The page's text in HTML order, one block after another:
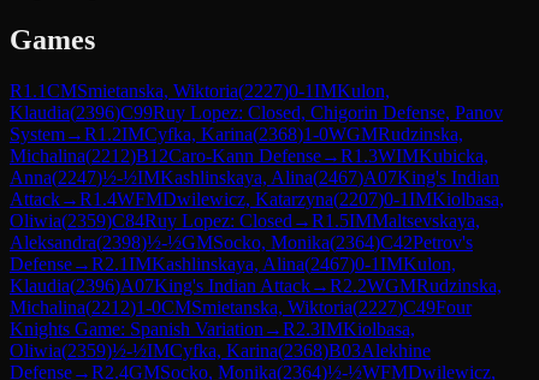
Games
R1.1CMSmietanska, Wiktoria(2227)0-1IMKulon,
Klaudia(2396)C99Ruy Lopez: Closed, Chigorin Defense, Panov
System→R1.2IMCyfka, Karina(2368)1-0WGMRudzinska,
Michalina(2212)B12Caro-Kann Defense→R1.3WIMKubicka,
Anna(2247)½-½IMKashlinskaya, Alina(2467)A07King's Indian
Attack→R1.4WFMDwilewicz, Katarzyna(2207)0-1IMKiolbasa,
Oliwia(2359)C84Ruy Lopez: Closed →R1.5IMMaltsevskaya,
Aleksandra(2398)½-½GMSocko, Monika(2364)C42Petrov's
Defense→R2.1IMKashlinskaya, Alina(2467)0-1IMKulon,
Klaudia(2396)A07King's Indian Attack→R2.2WGMRudzinska,
Michalina(2212)1-0CMSmietanska, Wiktoria(2227)C49Four
Knights Game: Spanish Variation →R2.3IMKiolbasa,
Oliwia(2359)½-½IMCyfka, Karina(2368)B03Alekhine
Defense→R2.4GMSocko, Monika(2364)½-½WFMDwilewicz,